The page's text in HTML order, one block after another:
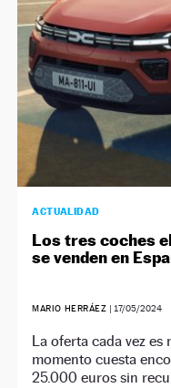
ACTUALIDAD
Los tres coches
se venden en
MARIO HERRÁEZ | 17/05/2024
La oferta cada vez es
momento cuesta
25.000 euros sin